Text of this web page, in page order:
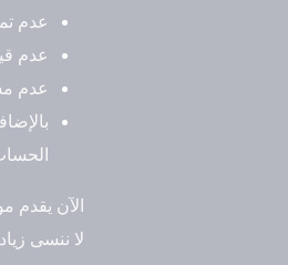
عدم
عدم
عدم
الآن يقدم
لا ننسى